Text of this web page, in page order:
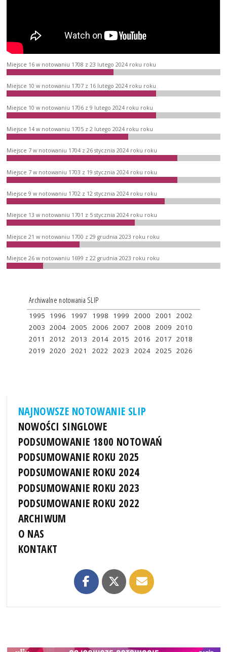
Miejsce 16 w notowaniu 1708 z 23 lutego 2024 roku roku
Miejsce 10 w notowaniu 1707 z 16 lutego 2024 roku roku
Miejsce 10 w notowaniu 1706 z 9 lutego 2024 roku roku
Miejsce 14 w notowaniu 1705 z 2 lutego 2024 roku roku
Miejsce 7 w notowaniu 1704 z 26 stycznia 2024 roku roku
Miejsce 7 w notowaniu 1703 z 19 stycznia 2024 roku roku
Miejsce 9 w notowaniu 1702 z 12 stycznia 2024 roku roku
Miejsce 13 w notowaniu 1701 z 5 stycznia 2024 roku roku
Miejsce 21 w notowaniu 1700 z 29 grudnia 2023 roku roku
Miejsce 26 w notowaniu 1699 z 22 grudnia 2023 roku roku
Archiwalne notowania SLIP
1995 1996 1997 1998 1999 2000 2001
2002
2003 2004 2005 2006 2007 2008 2009 2010
2011
2012 2013 2014 2015 2016 2017 2018
2019 2020 2021 2022 2023 2024 2025 2026
NAJNOWSZE NOTOWANIE SLIP
NOWOŚCI SINGLOWE
PODSUMOWANIE 1800 NOTOWAŃ
PODSUMOWANIE ROKU 2025
PODSUMOWANIE ROKU 2024
PODSUMOWANIE ROKU 2023
PODSUMOWANIE ROKU 2022
ARCHIWUM
O NAS
KONTAKT